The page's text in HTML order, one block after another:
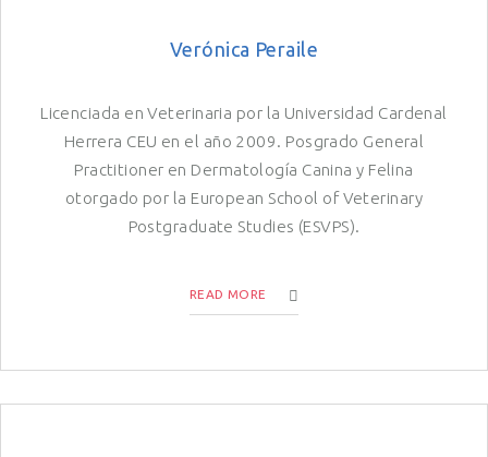
Verónica Peraile
Licenciada en Veterinaria por la Universidad Cardenal
Herrera CEU en el año 2009. Posgrado General
Practitioner en Dermatología Canina y Felina
otorgado por la European School of Veterinary
Postgraduate Studies (ESVPS).
READ MORE